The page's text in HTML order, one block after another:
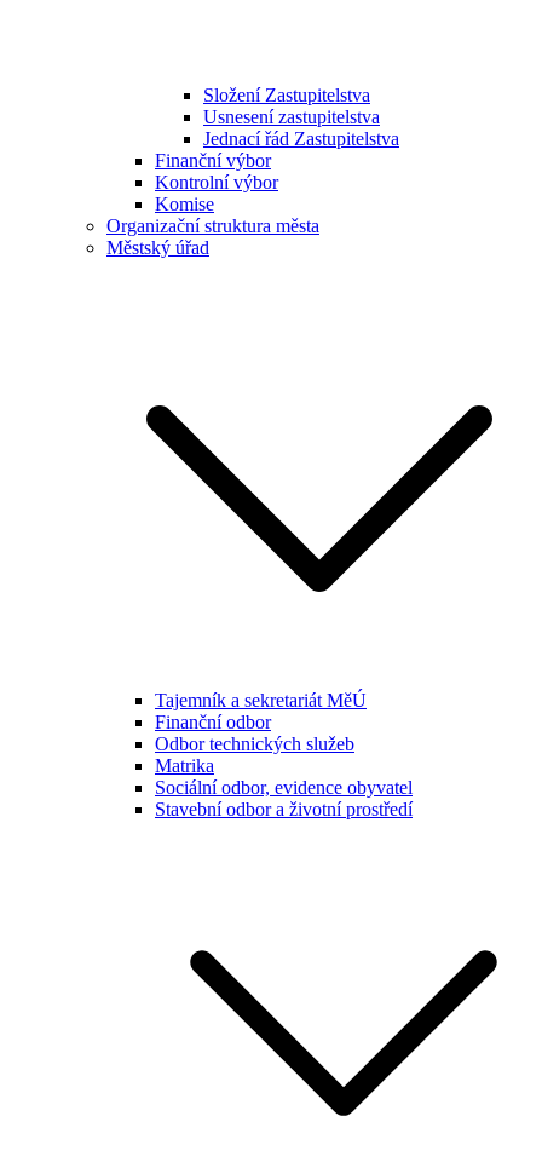
Složení Zastupitelstva
Usnesení zastupitelstva
Jednací řád Zastupitelstva
Finanční výbor
Kontrolní výbor
Komise
Organizační struktura města
Městský úřad
Tajemník a sekretariát MěÚ
Finanční odbor
Odbor technických služeb
Matrika
Sociální odbor, evidence obyvatel
Stavební odbor a životní prostředí